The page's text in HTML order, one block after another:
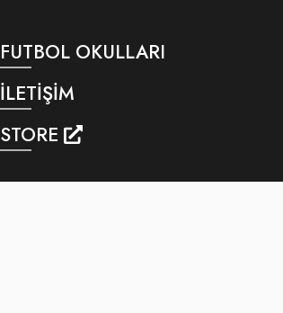
FUTBOL OKULLARI
İLETİŞİM
STORE